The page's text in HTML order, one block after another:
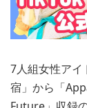
7人組女性ア
宿」から「